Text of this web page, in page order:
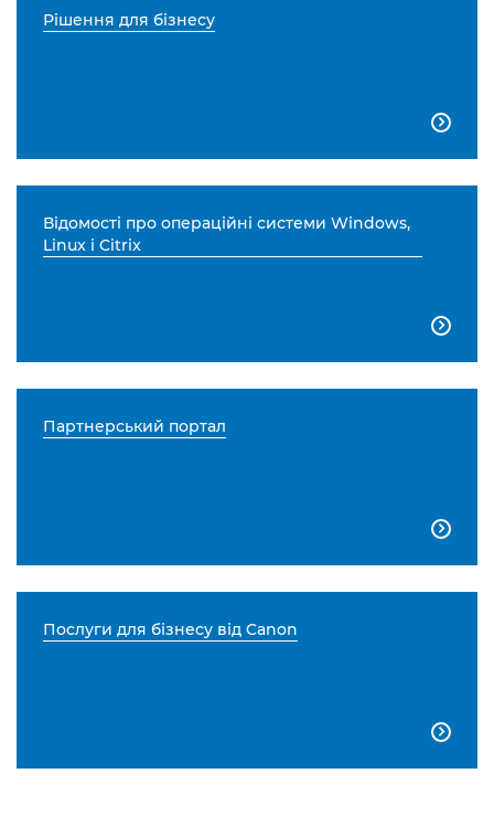
Рішення для бізнесу

Відомості про операційні системи Windows,
Linux і Citrix

Партнерський портал

Послуги для бізнесу від Canon
